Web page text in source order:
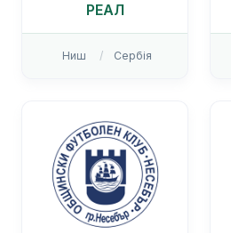
РЕАЛ
Ниш Сербія